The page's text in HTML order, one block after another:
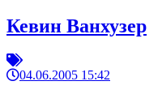
Кевин Ванхузер
04.06.2005 15:42